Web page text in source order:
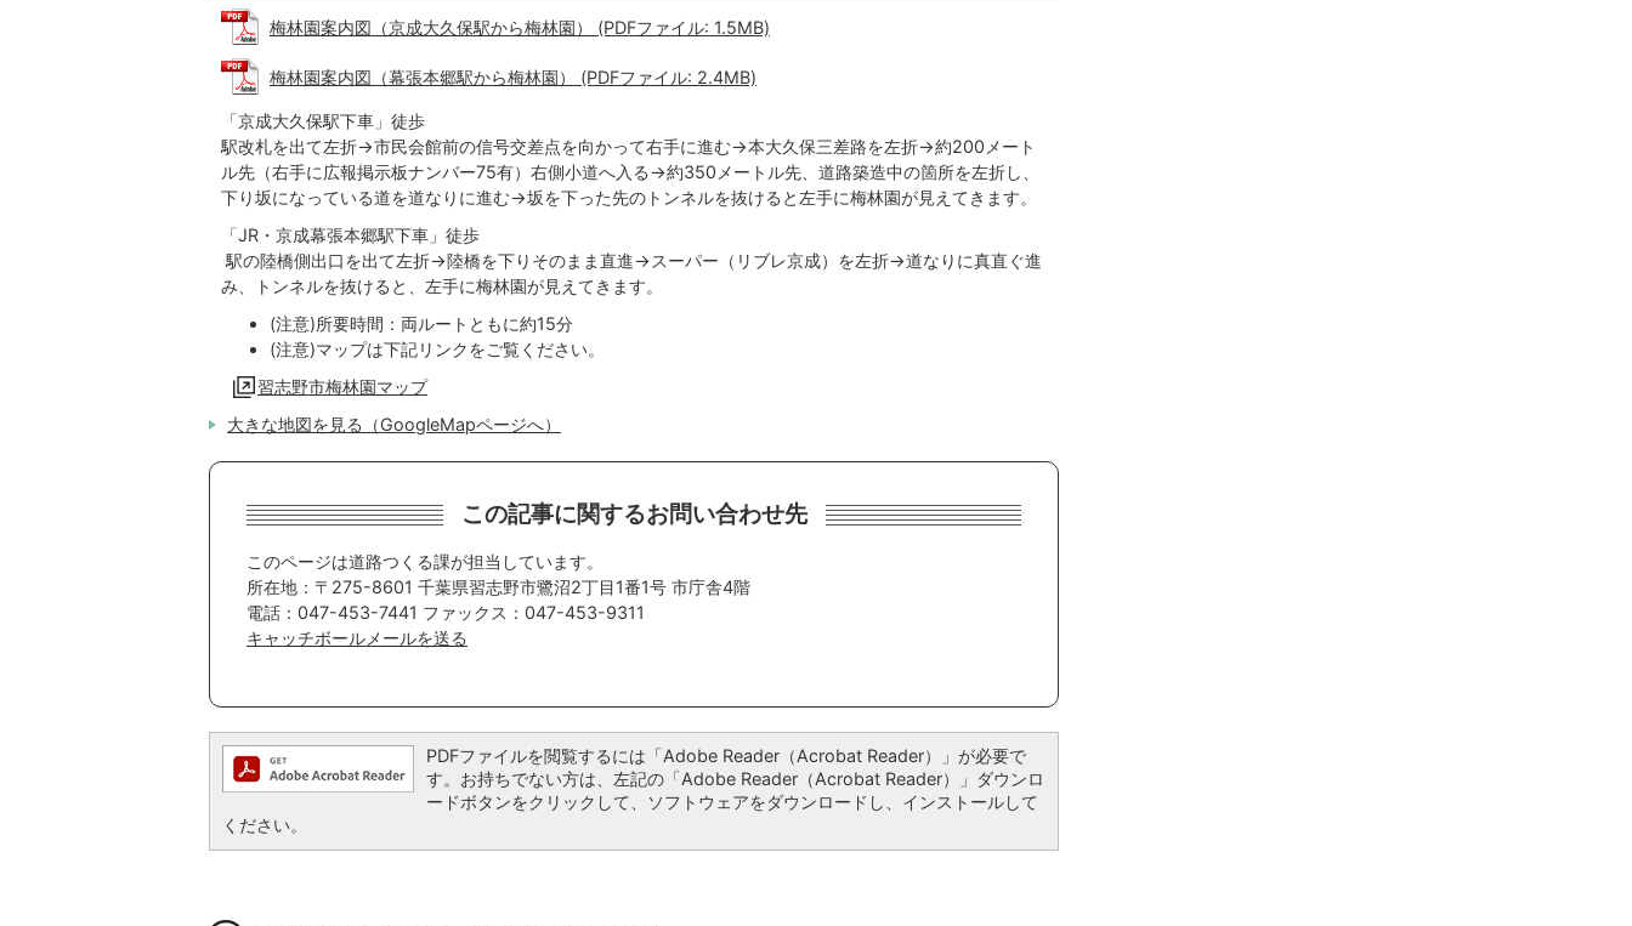
梅林園案内図（京成大久保駅から梅林園） (PDFファイル: 1.5MB)
梅林園案内図（幕張本郷駅から梅林園） (PDFファイル: 2.4MB)
「京成大久保駅下車」徒歩
駅改札を出て左折→市民会館前の信号交差点を向かって右手に進む→本大久保三差路を左折→約200メート
ル先（右手に広報掲示板ナンバー75有）右側小道へ入る→約350メートル先、道路築造中の箇所を左折し、
下り坂になっている道を道なりに進む→坂を下った先のトンネルを抜けると左手に梅林園が見えてきます。
「JR・京成幕張本郷駅下車」徒歩
駅の陸橋側出口を出て左折→陸橋を下りそのまま直進→スーパー（リブレ京成）を左折→道なりに真直ぐ進
み、トンネルを抜けると、左手に梅林園が見えてきます。
(注意)所要時間：両ルートともに約15分
(注意)マップは下記リンクをご覧ください。
習志野市梅林園マップ
大きな地図を見る（GoogleMapページへ）
この記事に関するお問い合わせ先
このページは道路つくる課が担当しています。
所在地：〒275-8601 千葉県習志野市鷺沼2丁目1番1号 市庁舎4階
電話：047-453-7441 ファックス：047-453-9311
キャッチボールメールを送る
PDFファイルを閲覧するには「Adobe Reader（Acrobat Reader）」が必要で
す。お持ちでない方は、左記の「Adobe Reader（Acrobat Reader）」ダウンロ
ードボタンをクリックして、ソフトウェアをダウンロードし、インストールして
ください。